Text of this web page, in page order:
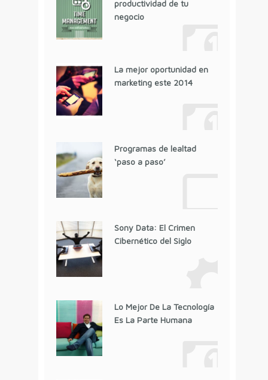
productividad de tu
negocio
La mejor oportunidad en
marketing este 2014
Programas de lealtad
‘paso a paso’
Sony Data: El Crimen
Cibernético del Siglo
Lo Mejor De La Tecnología
Es La Parte Humana